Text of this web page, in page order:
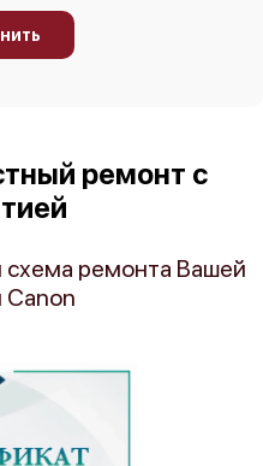
ремонт с
схема ремонта Вашей
Canon